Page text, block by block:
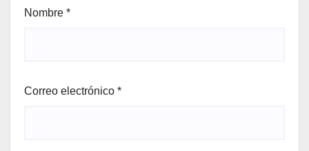
Nombre *
Correo electrónico *